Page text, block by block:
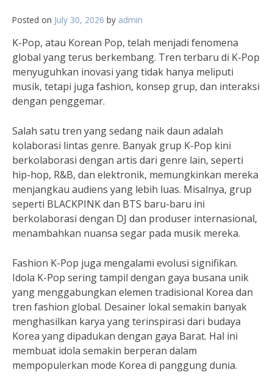
Posted on July 30, 2026 by admin
K-Pop, atau Korean Pop, telah menjadi fenomena
global yang terus berkembang. Tren terbaru di K-Pop
menyuguhkan inovasi yang tidak hanya meliputi
musik, tetapi juga fashion, konsep grup, dan interaksi
dengan penggemar.
Salah satu tren yang sedang naik daun adalah
kolaborasi lintas genre. Banyak grup K-Pop kini
berkolaborasi dengan artis dari genre lain, seperti
hip-hop, R&B, dan elektronik, memungkinkan mereka
menjangkau audiens yang lebih luas. Misalnya, grup
seperti BLACKPINK dan BTS baru-baru ini
berkolaborasi dengan DJ dan produser internasional,
menambahkan nuansa segar pada musik mereka.
Fashion K-Pop juga mengalami evolusi signifikan.
Idola K-Pop sering tampil dengan gaya busana unik
yang menggabungkan elemen tradisional Korea dan
tren fashion global. Desainer lokal semakin banyak
menghasilkan karya yang terinspirasi dari budaya
Korea yang dipadukan dengan gaya Barat. Hal ini
membuat idola semakin berperan dalam
mempopulerkan mode Korea di panggung dunia.